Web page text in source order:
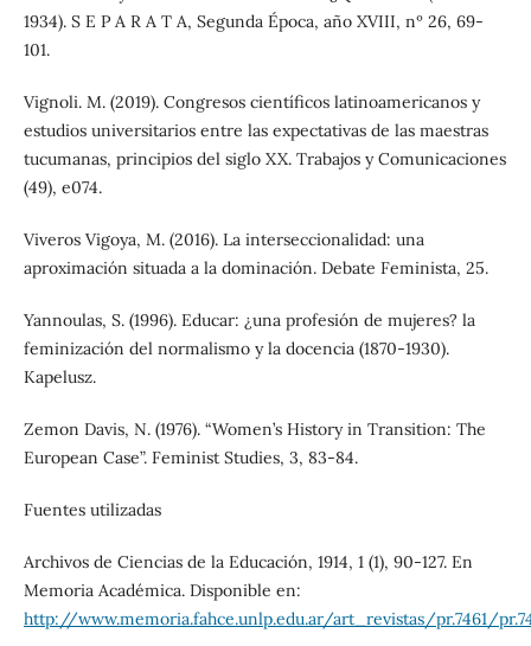
1934). S E P A R A T A, Segunda Época, año XVIII, nº 26, 69-
101.
Vignoli. M. (2019). Congresos científicos latinoamericanos y
estudios universitarios entre las expectativas de las maestras
tucumanas, principios del siglo XX. Trabajos y Comunicaciones
(49), e074.
Viveros Vigoya, M. (2016). La interseccionalidad: una
aproximación situada a la dominación. Debate Feminista, 25.
Yannoulas, S. (1996). Educar: ¿una profesión de mujeres? la
feminización del normalismo y la docencia (1870-1930).
Kapelusz.
Zemon Davis, N. (1976). “Women’s History in Transition: The
European Case”. Feminist Studies, 3, 83-84.
Fuentes utilizadas
Archivos de Ciencias de la Educación, 1914, 1 (1), 90-127. En
Memoria Académica. Disponible en:
http://www.memoria.fahce.unlp.edu.ar/art_revistas/pr.7461/